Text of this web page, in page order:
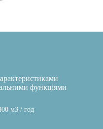
функціями
м3 / год